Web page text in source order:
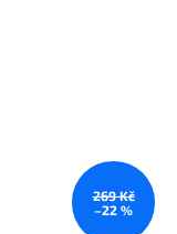
269 Kč
–22 %